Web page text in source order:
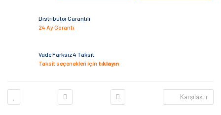
Distribütör Garantili
24 Ay Garanti
Vade Farksız 4 Taksit
Taksit seçenekleri için tıklayın
Karşılaştır